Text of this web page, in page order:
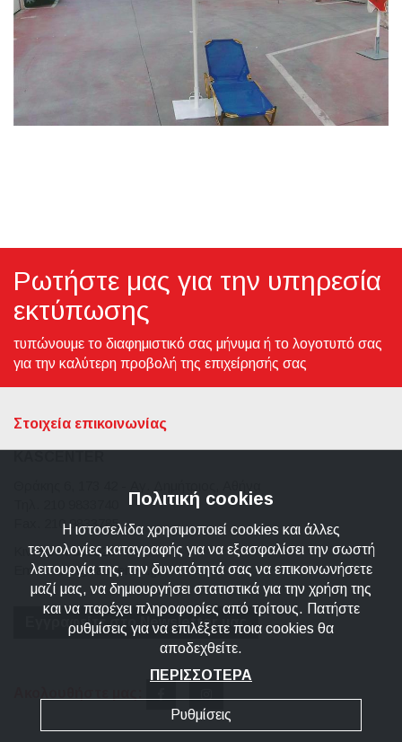
Ρωτήστε μας για την υπηρεσία
εκτύπωσης
τυπώνουμε το διαφημιστικό σας μήνυμα ή το λογοτυπό σας
για την καλύτερη προβολή της επιχείρησής σας
Στοιχεία επικοινωνίας
Fax. 210 9833785
Κιν. 6974 666620
Email: info@kascenter.gr
Εγγραφείτε στο Newsletter μας
Πολιτική cookies
Η ιστοσελίδα χρησιμοποιεί cookies και άλλες
τεχνολογίες καταγραφής για να εξασφαλίσει την σωστή
λειτουργία της, την δυνατότητά σας να επικοινωνήσετε
μαζί μας, να δημιουργήσει στατιστικά για την χρήση της
και να παρέχει πληροφορίες από τρίτους. Πατήστε
ρυθμίσεις για να επιλέξετε ποια cookies θα
αποδεχθείτε.
ΠΕΡΙΣΣΟΤΕΡΑ
Ρυθμίσεις